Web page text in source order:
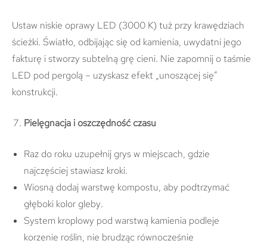
Ustaw niskie oprawy LED (3000 K) tuż przy krawędziach
ścieżki. Światło, odbijając się od kamienia, uwydatni jego
fakturę i stworzy subtelną grę cieni. Nie zapomnij o taśmie
LED pod pergolą – uzyskasz efekt „unoszącej się”
konstrukcji.
Pielęgnacja i oszczędność czasu
Raz do roku uzupełnij grys w miejscach, gdzie
najczęściej stawiasz kroki.
Wiosną dodaj warstwę kompostu, aby podtrzymać
głęboki kolor gleby.
System kroplowy pod warstwą kamienia podleje
korzenie roślin, nie brudząc równocześnie